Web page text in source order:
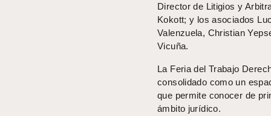
Director de Litigios y
Kokott; y los asociados
Valenzuela, Christian
Vicuña.
La Feria del Trabajo
consolidado como un
que permite conocer de
ámbito jurídico.